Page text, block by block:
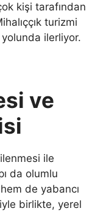
kişi tarafından
turizmi
ilerliyor.
ve
ile
da olumlu
de yabancı
birlikte, yerel